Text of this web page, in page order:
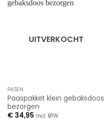
UITVERKOCHT
PASEN
Paaspakket klein gebaksdoos
bezorgen
€34,95 Incl. BTW